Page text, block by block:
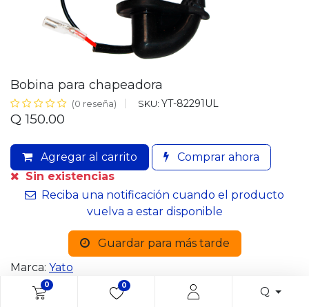
0 0 Q
Bobina para chapeadora
(0 reseña) SKU: YT-82291UL
Q 150.00
Agregar al carrito
Comprar ahora
Sin existencias
Reciba una notificación cuando el producto
vuelva a estar disponible
Guardar para más tarde
Marca: Yato